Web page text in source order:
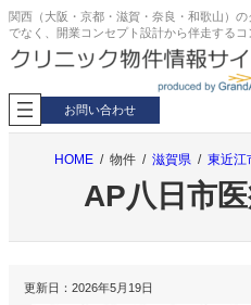
内
容
を
キ
ッ
関西（大阪・京都・滋賀・奈良・和歌山）
でなく、開業コンセプト設計から伴走するコ
お問い合わせ
HOME 物件 滋賀県 東近江
AP八日市
更新日：2026年5月19日